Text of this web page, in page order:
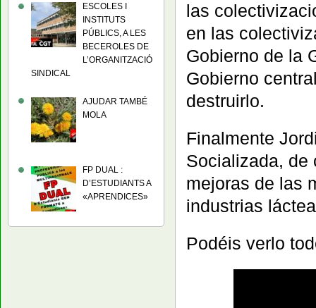
las
en las
Gobierno de la
Gobierno
destruirlo.
Finalmente
Socializada, de
mejoras de las
industrias
Podéis verlo
ESCOLES I
INSTITUTS
PÚBLICS, A LES
BECEROLES DE
L’ORGANITZACIÓ
SINDICAL
AJUDAR TAMBÉ
MOLA
FP DUAL :
D’ESTUDIANTS A
«APRENDICES»